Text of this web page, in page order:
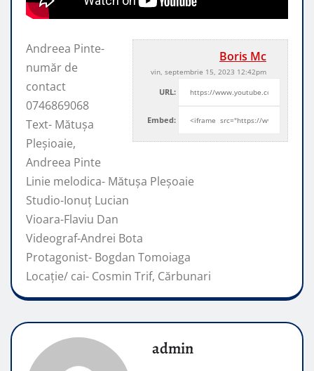
Boris Mc
vin, septembrie 15, 2023 12:42pm
URL:
Embed:
Andreea Pinte-
număr de
contact
0746869068
Text- Mătușa
Pleșioaie,
Andreea Pinte
Linie melodica- Mătușa Pleșoaie
Studio-Ionuț Lucian
Vioara-Flaviu Dan
Videograf-Andrei Bota
Protagonist- Bogdan Tomoiaga
Locație/ cai- Cosmin Trif, Cărbunari
admin